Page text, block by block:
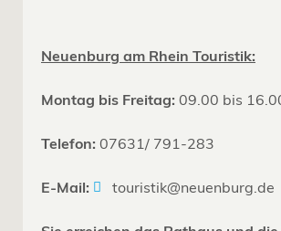
Neuenburg am Rhein Touristik:
Montag bis Freitag: 09.00 bis
Telefon: 07631/ 791-283
E-Mail: touristik@neuenburg.de